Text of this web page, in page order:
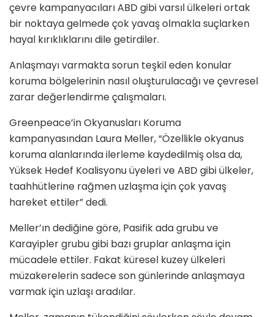
çevre kampanyacıları ABD gibi varsıl ülkeleri ortak
bir noktaya gelmede çok yavaş olmakla suçlarken
hayal kırıklıklarını dile getirdiler.
Anlaşmayı varmakta sorun teşkil eden konular
koruma bölgelerinin nasıl oluşturulacağı ve çevresel
zarar değerlendirme çalışmaları.
Greenpeace’in Okyanusları Koruma
kampanyasından Laura Meller, “Özellikle okyanus
koruma alanlarında ilerleme kaydedilmiş olsa da,
Yüksek Hedef Koalisyonu üyeleri ve ABD gibi ülkeler,
taahhütlerine rağmen uzlaşma için çok yavaş
hareket ettiler” dedi.
Meller’ın dediğine göre, Pasifik ada grubu ve
Karayipler grubu gibi bazı gruplar anlaşma için
mücadele ettiler. Fakat küresel kuzey ülkeleri
müzakerelerin sadece son günlerinde anlaşmaya
varmak için uzlaşı aradılar.